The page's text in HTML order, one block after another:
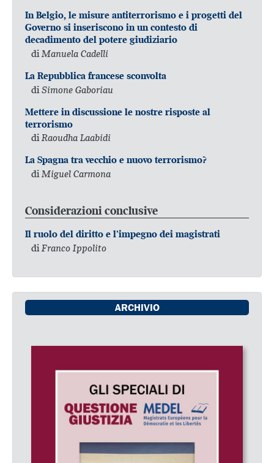
In Belgio, le misure antiterrorismo e i progetti del
Governo si inseriscono in un contesto di
decadimento del potere giudiziario
diManuela Cadelli
La Repubblica francese sconvolta
di Simone Gaboriau
Mettere in discussione le nostre risposte al
terrorismo
diRaoudha Laabidi
La Spagna tra vecchio e nuovo terrorismo?
di Miguel Carmona
Considerazioni conclusive
Il ruolo del diritto e l’impegno dei magistrati
di Franco Ippolito
ARCHIVIO